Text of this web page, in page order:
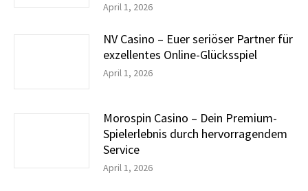
April 1, 2026
NV Casino – Euer seriöser Partner für
exzellentes Online-Glücksspiel
April 1, 2026
Morospin Casino – Dein Premium-
Spielerlebnis durch hervorragendem
Service
April 1, 2026